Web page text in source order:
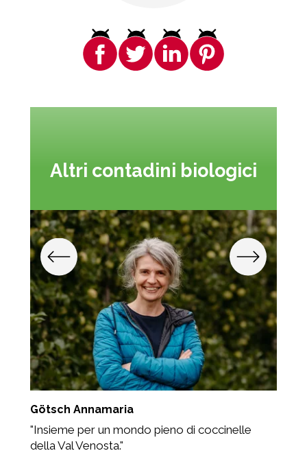
Altri contadini biologici
Götsch Annamaria
"Insieme per un mondo pieno di coccinelle
della Val Venosta."